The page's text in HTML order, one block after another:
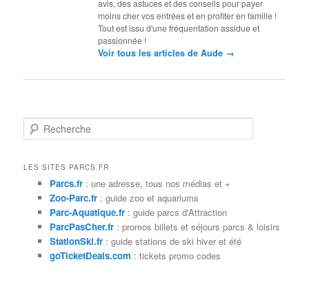
avis, des astuces et des conseils pour payer
moins cher vos entrées et en profiter en famille !
Tout est issu d'une fréquentation assidue et
passionnée !
Voir tous les articles de Aude →
e
hLES SITES PARCS.FR
Parcs.fr: une adresse, tous nos médias et +
Zoo-Parc.fr: guide zoo et aquariums
Parc-Aquatique.fr: guide parcs d'Attraction
ParcPasCher.fr: promos billets et séjours parcs & loisirs
StationSki.fr: guide stations de ski hiver et été
goTicketDeals.com : tickets promo codes